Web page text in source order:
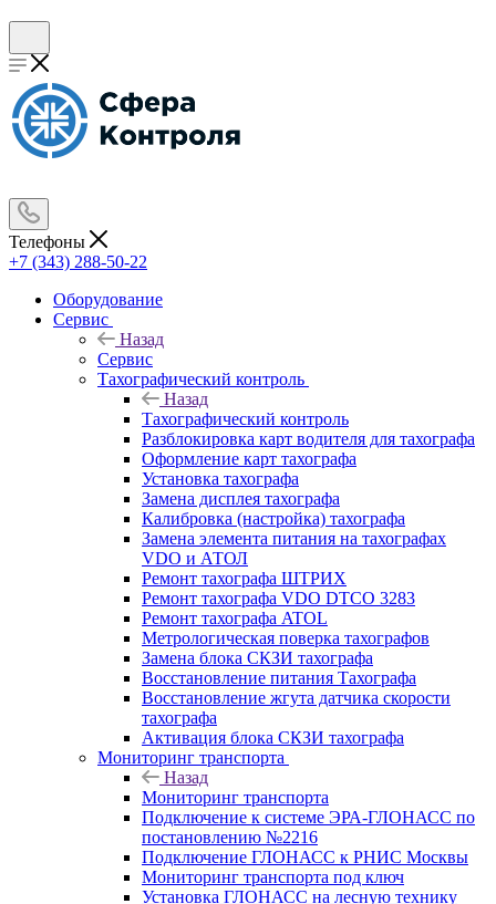
Телефоны
+7 (343) 288-50-22
Оборудование
Сервис
Назад
Сервис
Тахографический контроль
Назад
Тахографический контроль
Разблокировка карт водителя для тахографа
Оформление карт тахографа
Установка тахографа
Замена дисплея тахографа
Калибровка (настройка) тахографа
Замена элемента питания на тахографах
VDO и АТОЛ
Ремонт тахографа ШТРИХ
Ремонт тахографа VDO DTCO 3283
Ремонт тахографа ATOL
Метрологическая поверка тахографов
Замена блока СКЗИ тахографа
Восстановление питания Тахографа
Восстановление жгута датчика скорости
тахографа
Активация блока СКЗИ тахографа
Мониторинг транспорта
Назад
Мониторинг транспорта
Подключение к системе ЭРА-ГЛОНАСС по
постановлению №2216
Подключение ГЛОНАСС к РНИС Москвы
Мониторинг транспорта под ключ
Установка ГЛОНАСС на лесную технику